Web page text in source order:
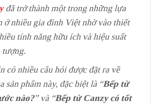
đã trở thành một trong những lựa
ở nhiều gia đình Việt nhờ vào thiết
tính năng hữu ích và hiệu suất
tượng.
có nhiều câu hỏi được đặt ra về
sản phẩm này, đặc biệt là “Bếp từ
nào?” và “Bếp từ Canzy có tốt